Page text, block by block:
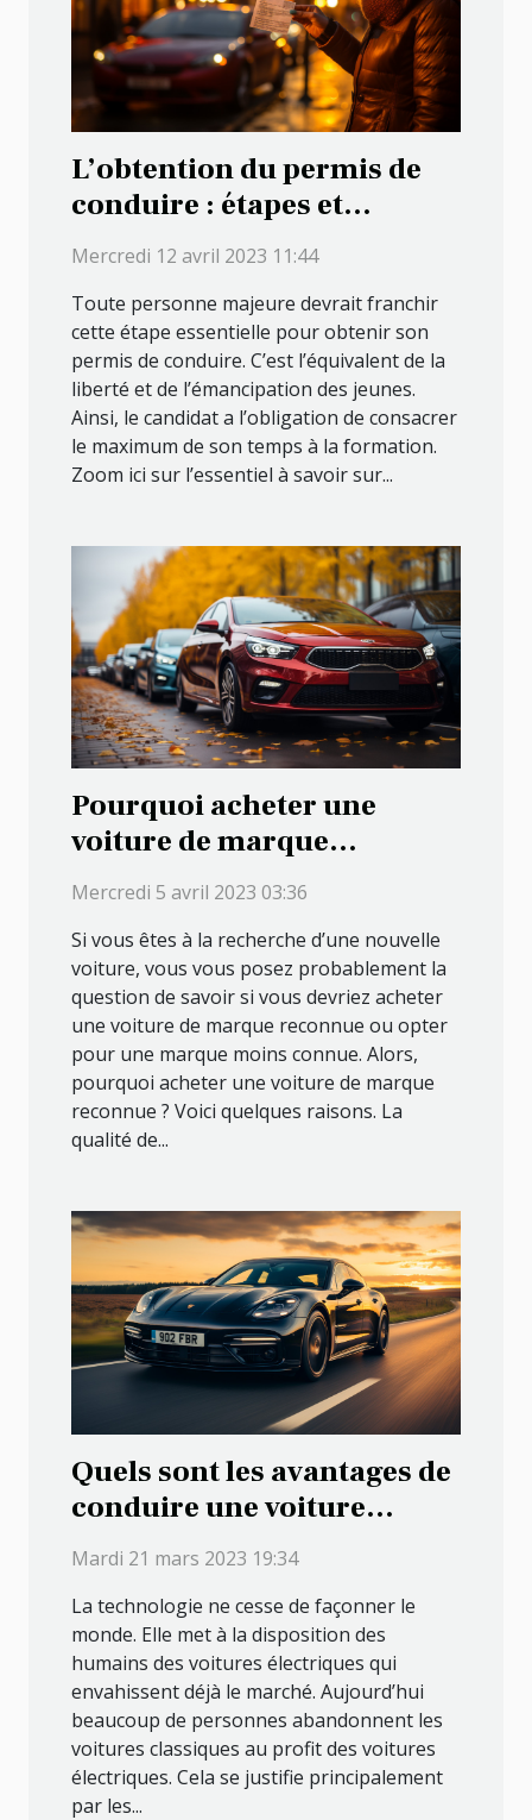
L’obtention du permis de
conduire : étapes et
conditions
Mercredi 12 avril 2023 11:44
Toute personne majeure devrait franchir
cette étape essentielle pour obtenir son
permis de conduire. C’est l’équivalent de la
liberté et de l’émancipation des jeunes.
Ainsi, le candidat a l’obligation de consacrer
le maximum de son temps à la formation.
Zoom ici sur l’essentiel à savoir sur...
Pourquoi acheter une
voiture de marque
reconnue cette année ?
Mercredi 5 avril 2023 03:36
Si vous êtes à la recherche d’une nouvelle
voiture, vous vous posez probablement la
question de savoir si vous devriez acheter
une voiture de marque reconnue ou opter
pour une marque moins connue. Alors,
pourquoi acheter une voiture de marque
reconnue ? Voici quelques raisons. La
qualité de...
Quels sont les avantages de
conduire une voiture
électrique ?
Mardi 21 mars 2023 19:34
La technologie ne cesse de façonner le
monde. Elle met à la disposition des
humains des voitures électriques qui
envahissent déjà le marché. Aujourd’hui
beaucoup de personnes abandonnent les
voitures classiques au profit des voitures
électriques. Cela se justifie principalement
par les...